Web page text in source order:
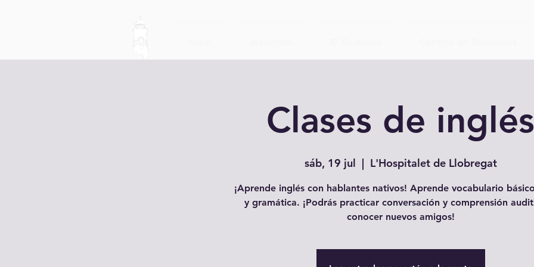
Clases de inglés
sáb, 19 jul
  |
L'Hospitalet de Llobregat
¡Aprende inglés con hablantes nativos! Aprende vocabulario
y gramática. ¡Podrás practicar conversación y comprensión
conocer nuevos amigos!